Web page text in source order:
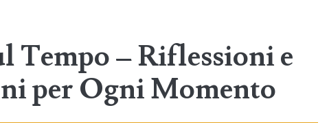
Tempo – Riflessioni e
per Ogni Momento